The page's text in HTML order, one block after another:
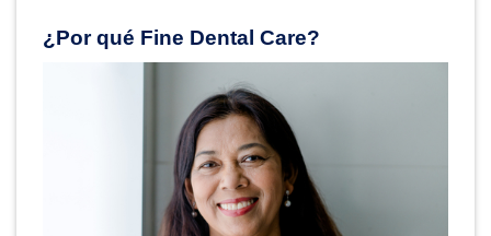
¿Por qué Fine Dental Care?